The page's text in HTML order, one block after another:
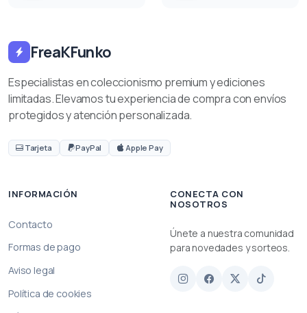
FreaKFunko
Especialistas en coleccionismo premium y ediciones
limitadas. Elevamos tu experiencia de compra con envíos
protegidos y atención personalizada.
Tarjeta PayPal Apple Pay
INFORMACIÓN
Contacto
Formas de pago
Aviso legal
Política de cookies
CONECTA CON
NOSOTROS
Únete a nuestra comunidad
para novedades y sorteos.